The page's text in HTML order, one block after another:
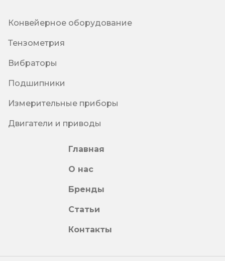
Конвейерное оборудование
Тензометрия
Вибраторы
Подшипники
Измерительные приборы
Двигатели и приводы
Главная
О нас
Бренды
Статьи
Контакты